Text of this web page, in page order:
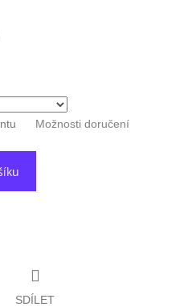
Možnosti doručení
SDÍLET